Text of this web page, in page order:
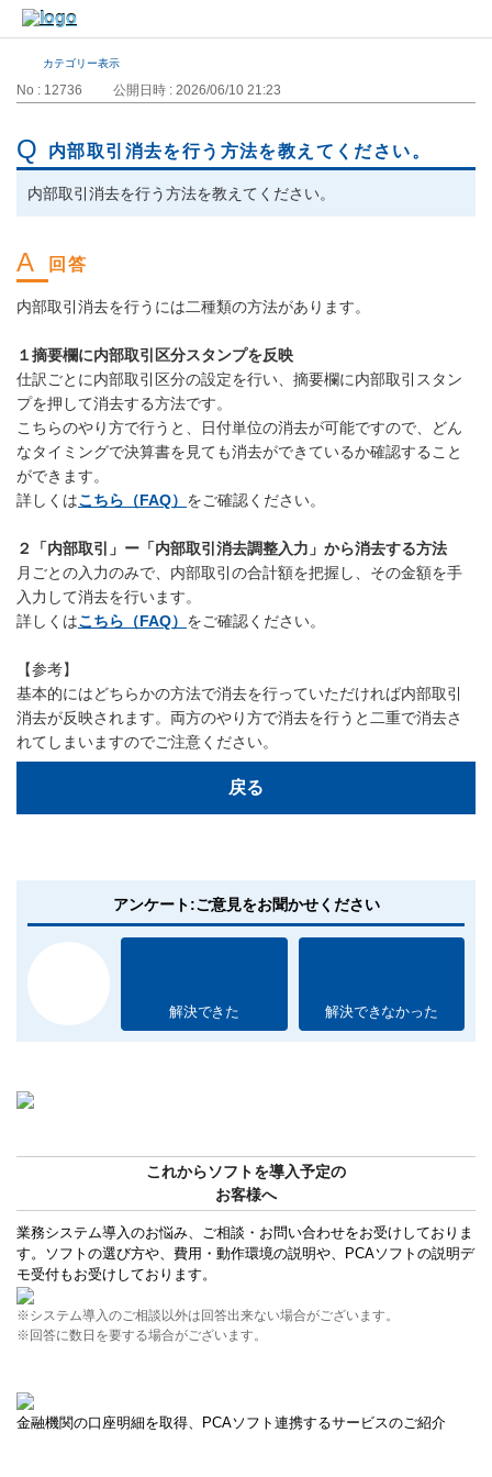
カテゴリー表示
No : 12736 公開日時 : 2026/06/10 21:23
内部取引消去を行う方法を教えてください。
内部取引消去を行う方法を教えてください。
内部取引消去を行うには二種類の方法があります。
１摘要欄に内部取引区分スタンプを反映
仕訳ごとに内部取引区分の設定を行い、摘要欄に内部取引スタン
プを押して消去する方法です。
こちらのやり方で行うと、日付単位の消去が可能ですので、どん
なタイミングで決算書を見ても消去ができているか確認すること
ができます。
詳しくはこちら（FAQ） をご確認ください。
２「内部取引」ー「内部取引消去調整入力」から消去する方法
月ごとの入力のみで、内部取引の合計額を把握し、その金額を手
入力して消去を行います。
詳しくはこちら（FAQ） をご確認ください。
【参考】
基本的にはどちらかの方法で消去を行っていただければ内部取引
消去が反映されます。両方のやり方で消去を行うと二重で消去さ
れてしまいますのでご注意ください。
戻る
アンケート:ご意見をお聞かせください
解決できた 解決できなかった
これからソフトを導入予定の
お客様へ
業務システム導入のお悩み、ご相談・お問い合わせをお受けしておりま
す。ソフトの選び方や、費用・動作環境の説明や、PCAソフトの説明デ
モ受付もお受けしております。
※システム導入のご相談以外は回答出来ない場合がございます。
※回答に数日を要する場合がございます。
金融機関の口座明細を取得、PCAソフト連携するサービスのご紹介